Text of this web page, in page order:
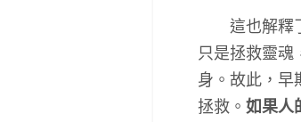
這也解釋了
只是拯救靈魂
身。故此，早
拯救。 如果人